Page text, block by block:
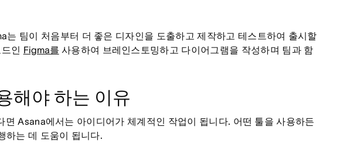
는 팀이 처음부터 더 좋은 디자인을 도출하고 제작하고 테스트하여 출시할
인 Figma를 사용하여 브레인스토밍하고 다이어그램을 작성하며 팀과 함
해야 하는 이유
Asana에서는 아이디어가 체계적인 작업이 됩니다. 어떤 툴을 사용하든
하는 데 도움이 됩니다.